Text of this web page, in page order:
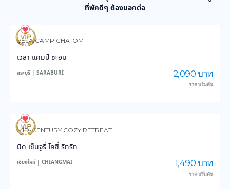
ที่พักดีๆ ต้องบอกต่อ
19
VELA CAMP CHA-OM
เวลา แคมป์ ชะอม
สระบุรี | SARABURI 2,090 บาท
ราคาเริ่มต้น
7
MID-CENTURY COZY RETREAT
มิด เซ็นจูรี่ โคซี่ รีทรีท
เชียงใหม่ | CHIANGMAI 1,490 บาท
ราคาเริ่มต้น